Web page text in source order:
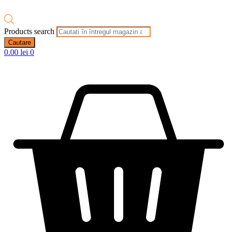
Products search
Cautare
0.00 lei 0